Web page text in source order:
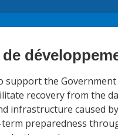
support the
recovery from the
infrastructure caused
preparedness